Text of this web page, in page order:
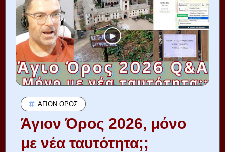
ΆΓΙΟΝ ΌΡΟΣ
Άγιον Όρος 2026, μόνο
με νέα ταυτότητα;;